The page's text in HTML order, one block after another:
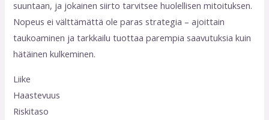
suuntaan, ja jokainen siirto tarvitsee huolellisen mitoituksen.
Nopeus ei välttämättä ole paras strategia – ajoittain
taukoaminen ja tarkkailu tuottaa parempia saavutuksia kuin
hätäinen kulkeminen.
Liike
Haastevuus
Riskitaso